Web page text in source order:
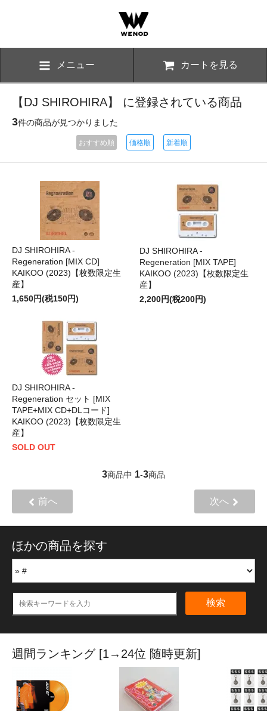
メニュー カートを見る
【DJ SHIROHIRA】 に登録されている商品
3件の商品が見つかりました
おすすめ順 価格順 新着順
DJ SHIROHIRA -
Regeneration [MIX CD]
KAIKOO (2023)【枚数限定生
産】
1,650円(税150円)
DJ SHIROHIRA -
Regeneration [MIX TAPE]
KAIKOO (2023)【枚数限定生
産】
2,200円(税200円)
DJ SHIROHIRA -
Regeneration セット [MIX
TAPE+MIX CD+DLコード]
KAIKOO (2023)【枚数限定生
産】
SOLD OUT
3商品中 1-3商品
前へ 次へ
ほかの商品を探す
検索
週間ランキング [1→24位 随時更新]